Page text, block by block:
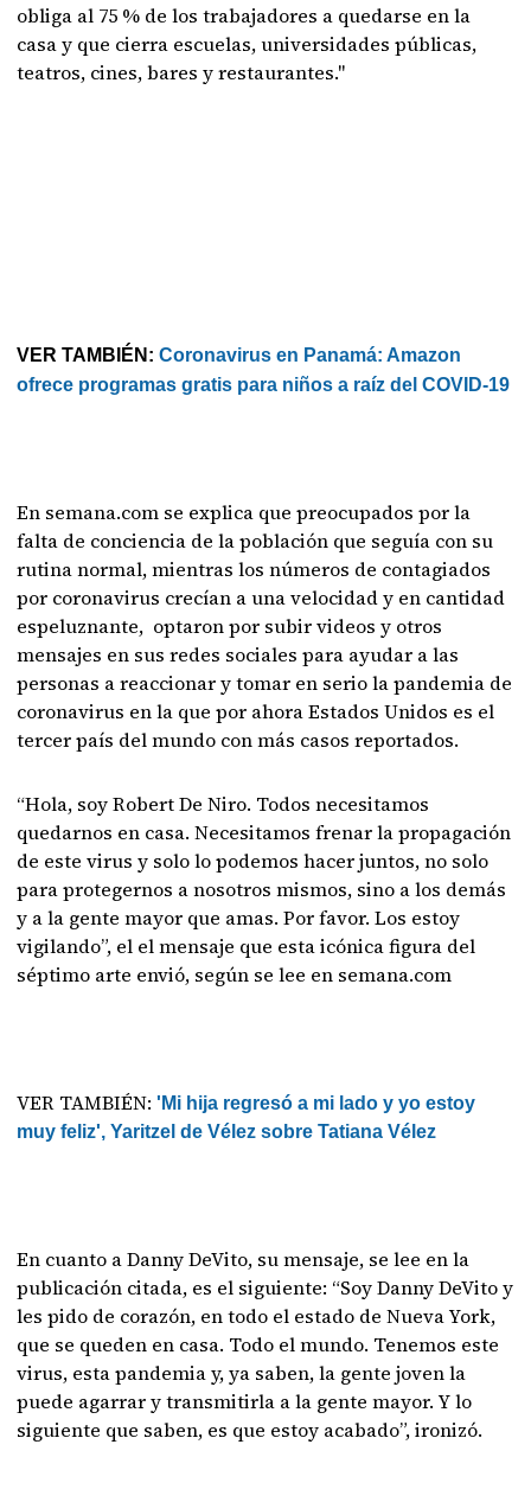
obliga al 75 % de los trabajadores a quedarse en la
casa y que cierra escuelas, universidades públicas,
teatros, cines, bares y restaurantes."
VER TAMBIÉN:Coronavirus en Panamá: Amazon
ofrece programas gratis para niños a raíz del COVID-19
En semana.com se explica que preocupados por la
falta de conciencia de la población que seguía con su
rutina normal, mientras los números de contagiados
por coronavirus crecían a una velocidad y en cantidad
espeluznante, optaron por subir videos y otros
mensajes en sus redes sociales para ayudar a las
personas a reaccionar y tomar en serio la pandemia de
coronavirus en la que por ahora Estados Unidos es el
tercer país del mundo con más casos reportados.
“Hola, soy Robert De Niro. Todos necesitamos
quedarnos en casa. Necesitamos frenar la propagación
de este virus y solo lo podemos hacer juntos, no solo
para protegernos a nosotros mismos, sino a los demás
y a la gente mayor que amas. Por favor. Los estoy
vigilando”, el el mensaje que esta icónica figura del
séptimo arte envió, según se lee en semana.com
VER TAMBIÉN: 'Mi hija regresó a mi lado y yo estoy
muy feliz', Yaritzel de Vélez sobre Tatiana Vélez
En cuanto a Danny DeVito, su mensaje, se lee en la
publicación citada, es el siguiente: “Soy Danny DeVito y
les pido de corazón, en todo el estado de Nueva York,
que se queden en casa. Todo el mundo. Tenemos este
virus, esta pandemia y, ya saben, la gente joven la
puede agarrar y transmitirla a la gente mayor. Y lo
siguiente que saben, es que estoy acabado”, ironizó.